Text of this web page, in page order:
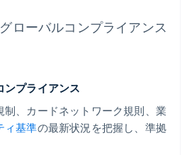
ローバルコンプライアンス
ンプライアンス
、カードネットワーク規則、業
ィ基準の最新状況を把握し、準拠